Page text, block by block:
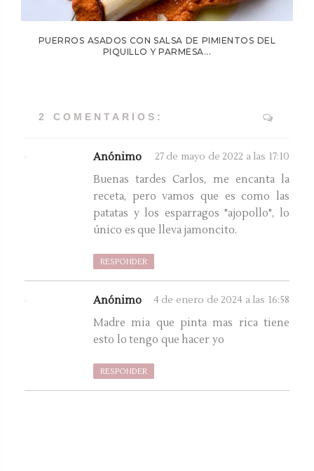
PUERROS ASADOS CON SALSA DE PIMIENTOS DEL
PIQUILLO Y PARMESA...
2 COMENTARIOS:
Anónimo 27 de mayo de 2022 a las 17:10
Buenas tardes Carlos, me encanta la
receta, pero vamos que es como las
patatas y los esparragos "ajopollo", lo
único es que lleva jamoncito.
RESPONDER
Anónimo 4 de enero de 2024 a las 16:58
Madre mia que pinta mas rica tiene
esto lo tengo que hacer yo
RESPONDER